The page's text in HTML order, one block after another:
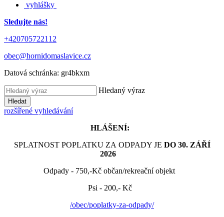
vyhlášky
Sledujte nás!
+420705722112
obec@hornidomaslavice.cz
Datová schránka: gr4bkxm
Hledaný výraz
Hledat
rozšířené vyhledávání
HLÁŠENÍ:
SPLATNOST POPLATKU ZA ODPADY JE DO 30. ZÁŘÍ
2026
Odpady - 750,-Kč občan/rekreační objekt
Psi - 200,- Kč
/obec/poplatky-za-odpady/